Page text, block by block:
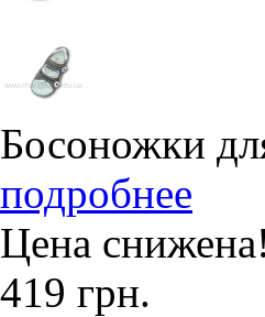
Босоножки
подробнее
Цена снижена!
419 грн.